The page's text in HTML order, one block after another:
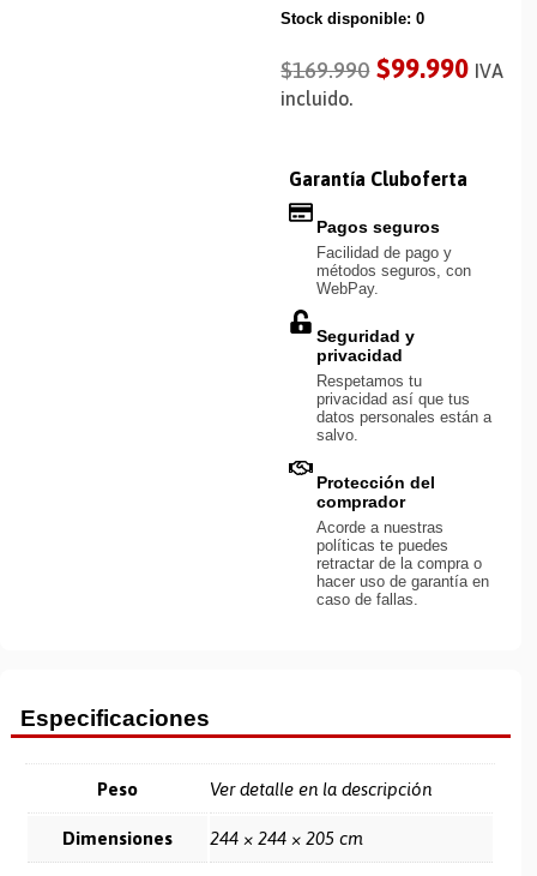
Stock disponible: 0
$169.990 $99.990 IVA
incluido.
Garantía Cluboferta
Pagos seguros
Facilidad de pago y
métodos seguros, con
WebPay.
Seguridad y
privacidad
Respetamos tu
privacidad así que tus
datos personales están a
salvo.
Protección del
comprador
Acorde a nuestras
políticas te puedes
retractar de la compra o
hacer uso de garantía en
caso de fallas.
Especificaciones
Peso Ver detalle en la descripción
Dimensiones 244 × 244 × 205 cm